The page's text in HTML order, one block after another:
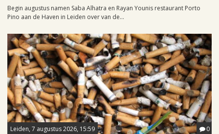
Begin augustus namen Saba Alhatra en Rayan Younis restaurant Porto
Pino aan de Haven in Leiden over van de...
Leiden, 7 augustus 2026, 15:59 0